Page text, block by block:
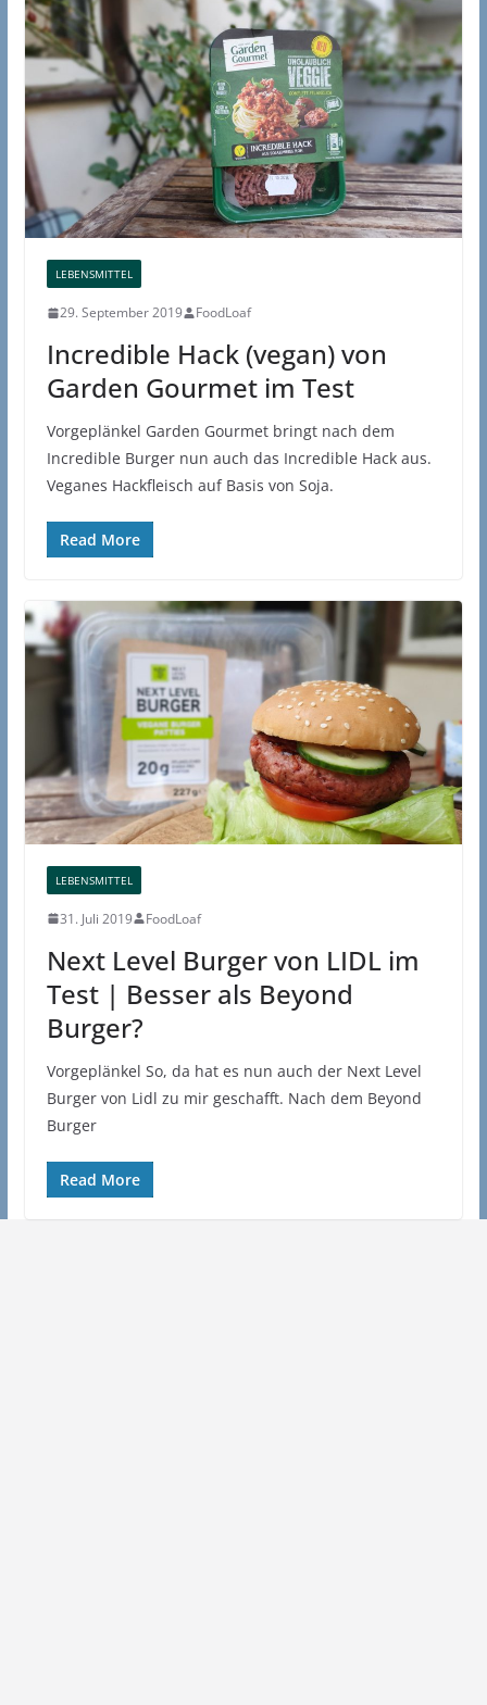
LEBENSMITTEL
29. September 2019 FoodLoaf
Incredible Hack (vegan) von
Garden Gourmet im Test
Vorgeplänkel Garden Gourmet bringt nach dem
Incredible Burger nun auch das Incredible Hack aus.
Veganes Hackfleisch auf Basis von Soja.
Read More
LEBENSMITTEL
31. Juli 2019 FoodLoaf
Next Level Burger von LIDL im
Test | Besser als Beyond
Burger?
Vorgeplänkel So, da hat es nun auch der Next Level
Burger von Lidl zu mir geschafft. Nach dem Beyond
Burger
Read More